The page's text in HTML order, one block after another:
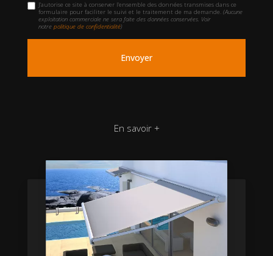
J'autorise ce site à conserver l'ensemble des données transmises dans ce
formulaire pour faciliter le suivi et le traitement de ma demande.(Aucune
exploitation commerciale ne sera faite des données conservées. Voir
notrepolitique de confidentialité)
En savoir +